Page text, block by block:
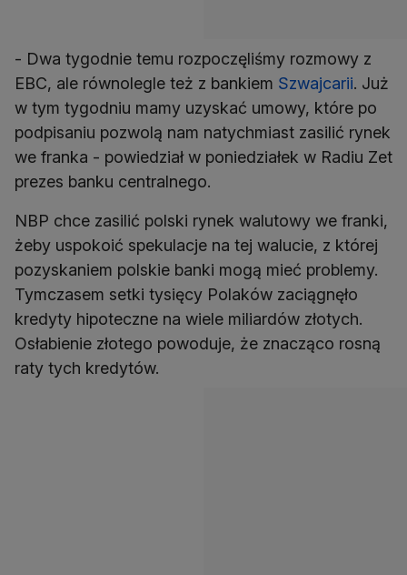
- Dwa tygodnie temu rozpoczęliśmy rozmowy z
EBC, ale równolegle też z bankiem Szwajcarii. Już
w tym tygodniu mamy uzyskać umowy, które po
podpisaniu pozwolą nam natychmiast zasilić rynek
we franka - powiedział w poniedziałek w Radiu Zet
prezes banku centralnego.
NBP chce zasilić polski rynek walutowy we franki,
żeby uspokoić spekulacje na tej walucie, z której
pozyskaniem polskie banki mogą mieć problemy.
Tymczasem setki tysięcy Polaków zaciągnęło
kredyty hipoteczne na wiele miliardów złotych.
Osłabienie złotego powoduje, że znacząco rosną
raty tych kredytów.